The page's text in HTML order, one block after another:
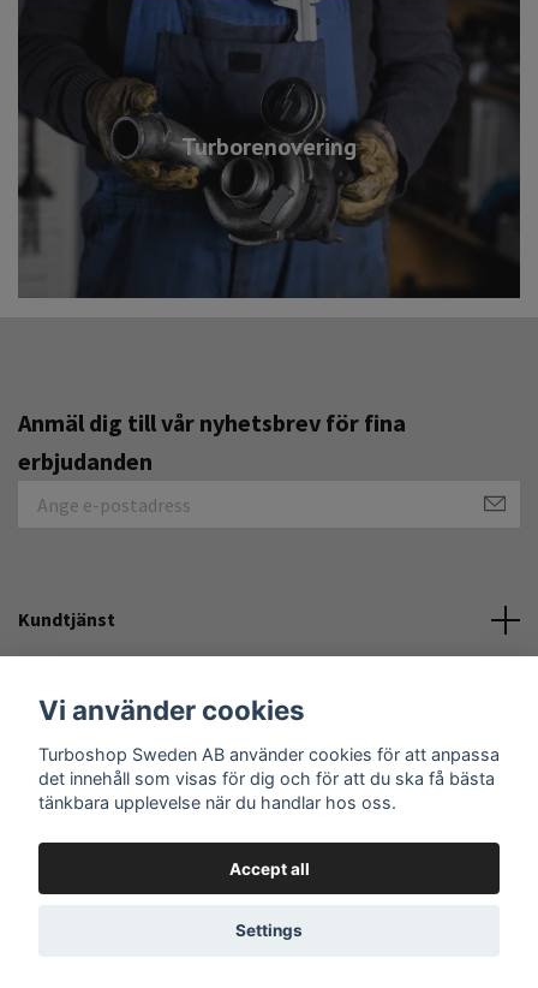
Turborenovering
Anmäl dig till vår nyhetsbrev för fina
erbjudanden
Kundtjänst
Social Media
© 2026 Turboshop Sweden AB
Vi använder cookies
Turboshop Sweden AB använder cookies för att anpassa
det innehåll som visas för dig och för att du ska få bästa
tänkbara upplevelse när du handlar hos oss.
Accept all
Settings